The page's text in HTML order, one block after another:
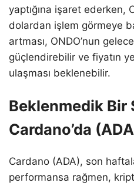
yaptığına işaret ederken,
dolardan işlem görmeye
artması, ONDO’nun
güçlendirebilir ve fiyatın
ulaşması beklenebilir.
Beklenmedik Bir
Cardano’da
Cardano (ADA), son
performansa rağmen,